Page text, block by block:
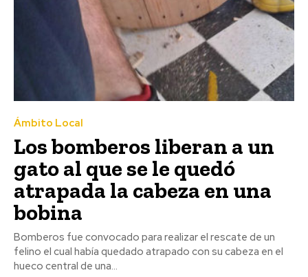
Ámbito Local
Los bomberos liberan a un
gato al que se le quedó
atrapada la cabeza en una
bobina
Bomberos fue convocado para realizar el rescate de un
felino el cual había quedado atrapado con su cabeza en el
hueco central de una...